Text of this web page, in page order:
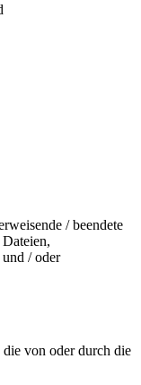
/ beendete
/ oder
von oder durch die